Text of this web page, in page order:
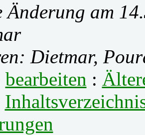
Änderung am
Dietmar,
bearbeiten :